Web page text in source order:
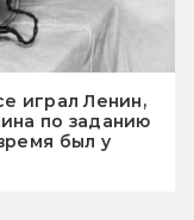
играл Ленин,
по заданию
был у